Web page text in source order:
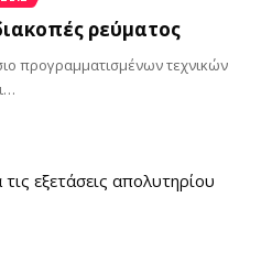
ρεύματος
προγραμματισμένων τεχνικών
…